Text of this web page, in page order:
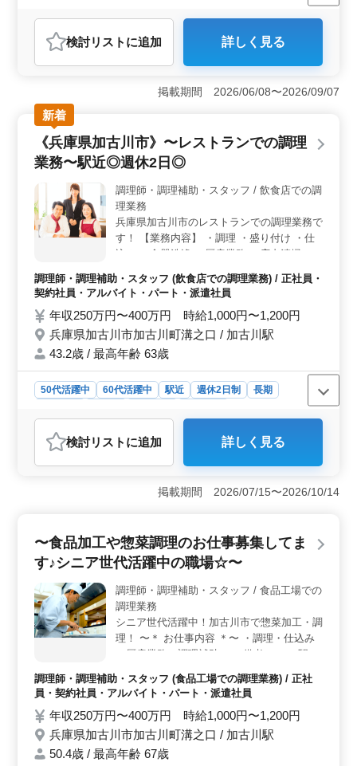
契約社員
調理師・調理補助・スタッフ
おすすめポイント
＜働きやすい環境＞ 残業なしの勤務で、決まった時間
帯で働きやすい環境です。日曜・祝日休みがあり、生活
リズムを整えながら長期的に勤務できます。 ＜経験
を活かせる＞ こども園の給食調理や栄養計算業務を担
当します。これまでの調理経験を活かし、子どもたちの
食事を支える仕事で力を発揮できます。 ＜通勤＋待
遇充実＞ 無料駐車場完備でマイカー通勤が可能なため
厚生も整っており、安心して長く働ける環境です。
検討リスト に追加 詳しく見る
掲載期間 2026/06/08〜2026/09/07
新着
《兵庫県加古川市》〜レストランでの調理
業務〜駅近◎週休2日◎
調理師・調理補助・スタッフ / 飲食店での調
理業務
兵庫県加古川市のレストランでの調理業務で
す！ 【業務内容】 ・調理 ・盛り付け ・仕
込み ・食器洗浄 ・厨房業務 ・店内清掃 ・
経験者優遇 ＊駅近 ＊週休2日 今まで培って
きた経験を若手に教えていきませんか？ ブ
ランクのある方もご応募可能！まずはお気軽
にお問い合わせください。
調理師・調理補助・スタッフ (飲食店での調理業務) / 正社員・
契約社員・アルバイト・パート・派遣社員
年収250万円〜400万円 時給1,000円〜1,200円
兵庫県加古川市加古川町溝之口 / 加古川駅
43.2歳 / 最高年齢 63歳
50代活躍中 60代活躍中 駅近 週休2日制
長期
調理師・調理補助・スタッフ
おすすめポイント
＜勤務条件の利便性＞ 勤務地は加古川駅から近く、通
勤が便利です。週休2日制で、プライベートの時間を大切
にできます。 ＜中高年活躍中＞ 50代、60代を含む
＞ 社会保険完備など、福利厚生面も充実しておりま
す。 正社員からパートまで多様な雇用形態を提供して
す。
検討リスト に追加 詳しく見る
掲載期間 2026/07/15〜2026/10/14
〜食品加工や惣菜調理のお仕事募集してま
す♪シニア世代活躍中の職場☆〜
調理師・調理補助・スタッフ / 食品工場での
調理業務
シニア世代活躍中！加古川市で惣菜加工・調
理！ 〜＊ お仕事内容 ＊〜 ・調理・仕込み
・厨房業務・調理補助 ＊＊備考＊＊ ・駅チ
保険完備 皆様からのご応募お待ちしており
ます！
調理師・調理補助・スタッフ (食品工場での調理業務) / 正社
員・契約社員・アルバイト・パート・派遣社員
年収250万円〜400万円 時給1,000円〜1,200円
兵庫県加古川市加古川町溝之口 / 加古川駅
50.4歳 / 最高年齢 67歳